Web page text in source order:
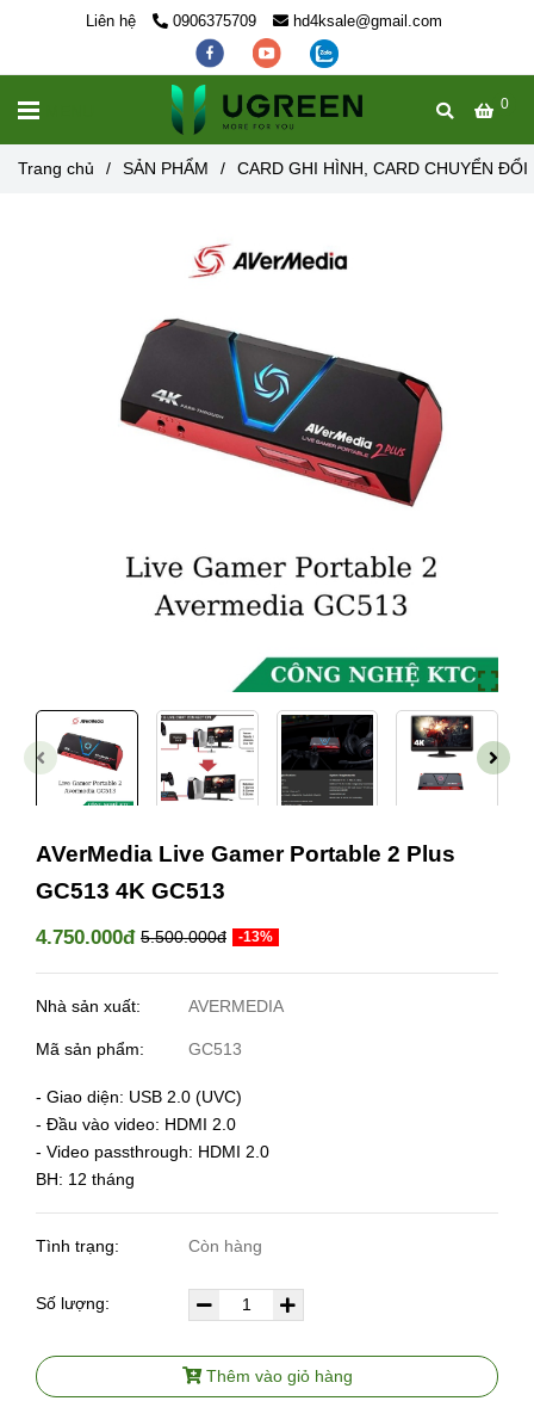
Liên hệ 0906375709 hd4ksale@gmail.com
0
Trang chủ / SẢN PHẨM / CARD GHI HÌNH, CARD CHUYỂN ĐỔI
AVerMedia Live Gamer Portable 2 Plus
GC513 4K GC513
4.750.000đ 5.500.000đ -13%
Nhà sản xuất: AVERMEDIA
Mã sản phẩm: GC513
- Giao diện: USB 2.0 (UVC)
- Đầu vào video: HDMI 2.0
- Video passthrough: HDMI 2.0
BH: 12 tháng
Tình trạng: Còn hàng
Số lượng:
Thêm vào giỏ hàng